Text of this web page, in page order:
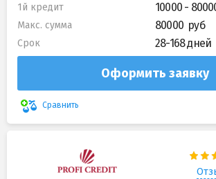
1й кредит 10000 -
Макс. сумма 80000
Срок 28-168 дней
Оформить заявку
Сравнить